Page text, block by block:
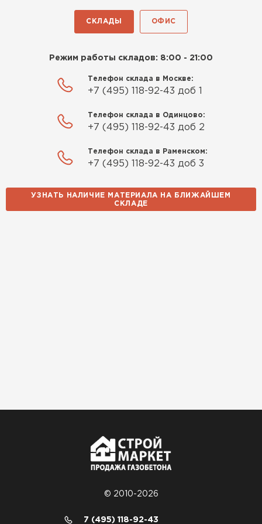
СКЛАДЫ ОФИС
Режим работы складов: 8:00 - 21:00
Телефон склада в Москве:
+7 (495) 118-92-43 доб 1
Телефон склада в Одинцово:
+7 (495) 118-92-43 доб 2
Телефон склада в Раменском:
+7 (495) 118-92-43 доб 3
УЗНАТЬ НАЛИЧИЕ МАТЕРИАЛА НА БЛИЖАЙШЕМ
СКЛАДЕ
© 2010-2026
7 (495) 118-92-43